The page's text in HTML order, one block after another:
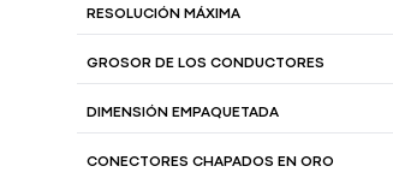
RESOLUCIÓN MÁXIMA
GROSOR DE LOS CONDUCTORES
DIMENSIÓN EMPAQUETADA
CONECTORES CHAPADOS EN ORO